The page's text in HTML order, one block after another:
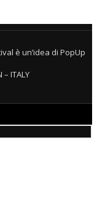
è un’idea di PopUp
ITALY